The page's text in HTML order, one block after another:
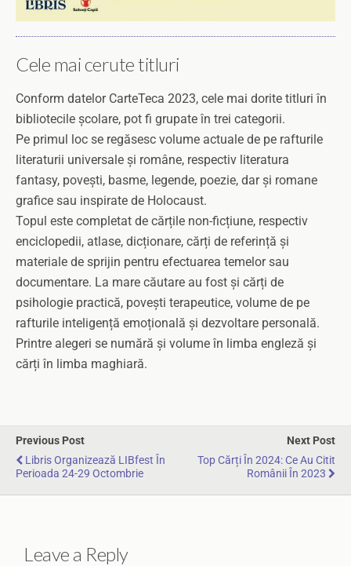
Cele mai cerute titluri
Conform datelor CarteTeca 2023, cele mai dorite titluri în
bibliotecile școlare, pot fi grupate în trei categorii.
Pe primul loc se regăsesc volume actuale de pe rafturile
literaturii universale și române, respectiv literatura
fantasy, povești, basme, legende, poezie, dar și romane
grafice sau inspirate de Holocaust.
Topul este completat de cărțile non-ficțiune, respectiv
enciclopedii, atlase, dicționare, cărți de referință și
materiale de sprijin pentru efectuarea temelor sau
documentare. La mare căutare au fost și cărți de
psihologie practică, povești terapeutice, volume de pe
rafturile inteligență emoțională și dezvoltare personală.
Printre alegeri se numără și volume în limba engleză și
cărți în limba maghiară.
Previous Post
Libris Organizează LIBfest În
Perioada 24-29 Octombrie
Next Post
Top Cărți În 2024: Ce Au Citit
Românii În 2023
Leave a Reply